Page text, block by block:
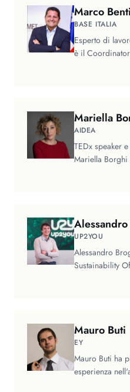
Marco
BASE ITALIA
Esperto di
è il
Mariella
AIDEA
TEDx speaker
Mariella Borghi
Alessandro
UP2YOU
Alessandro
Sustainability
Mauro Buti
EY
Mauro Buti ha
esperienza